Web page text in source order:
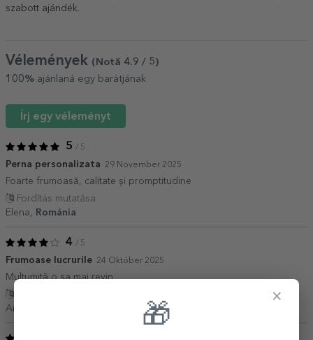
szabott ajándék.
Vélemények (Notă 4.9 / 5 )
100% ajánlaná egy barátjának
Írj egy véleményt
5 / 5
Perna personalizata 29 November 2025
Foarte frumoasă, calitate și promptitudine
Fordítás mutatása
Elena,
Románia
4 / 5
Frumoase lucrurile 24 Október 2025
Mulțumită o sa mai revin
Ana anca,
×
🎁